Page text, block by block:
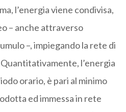
l’energia viene condivisa,
– anche attraverso
–, impiegando la rete di
l’energia
orario, è pari al minimo
ed immessa in rete